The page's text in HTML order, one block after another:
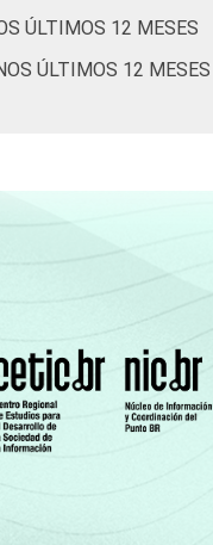
ÚLTIMOS 12 MESES
ÚLTIMOS 12 MESES